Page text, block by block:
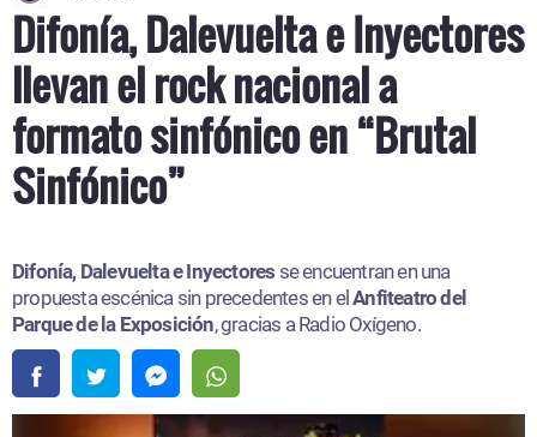
Difonía, Dalevuelta e Inyectores
llevan el rock nacional a
formato sinfónico en “Brutal
Sinfónico”
Difonía, Dalevuelta e Inyectores se encuentran en una
propuesta escénica sin precedentes en elAnfiteatro del
Parque de la Exposición, gracias a Radio Oxígeno.